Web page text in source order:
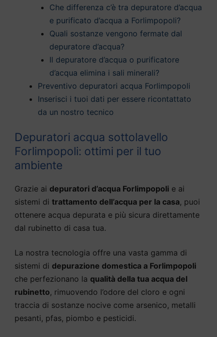
Che differenza c’è tra depuratore d’acqua
e purificato d’acqua a Forlimpopoli?
Quali sostanze vengono fermate dal
depuratore d’acqua?
Il depuratore d’acqua o purificatore
d’acqua elimina i sali minerali?
Preventivo depuratori acqua Forlimpopoli
Inserisci i tuoi dati per essere ricontattato
da un nostro tecnico
Depuratori acqua sottolavello
Forlimpopoli: ottimi per il tuo
ambiente
Grazie ai depuratori d’acqua Forlimpopoli e ai
sistemi di trattamento dell’acqua per la casa, puoi
ottenere acqua depurata e più sicura direttamente
dal rubinetto di casa tua.
La nostra tecnologia offre una vasta gamma di
sistemi di depurazione domestica a Forlimpopoli
che perfezionano la qualità della tua acqua del
rubinetto, rimuovendo l’odore del cloro e ogni
traccia di sostanze nocive come arsenico, metalli
pesanti, pfas, piombo e pesticidi.